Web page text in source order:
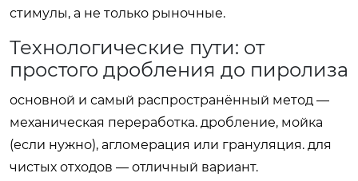
стимулы, а не только рыночные.
Технологические пути: от
простого дробления до пиролиза
основной и самый распространённый метод —
механическая переработка. дробление, мойка
(если нужно), агломерация или грануляция. для
чистых отходов — отличный вариант.